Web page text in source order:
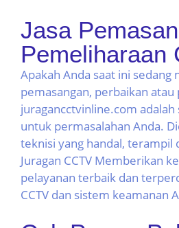
Jasa
Pemeliharaan
Apakah Anda saat ini sedang
pemasangan, perbaikan atau
juragancctvinline.com
untuk permasalahan Anda.
teknisi yang handal, terampil
Juragan CCTV Memberikan
pelayanan terbaik dan
CCTV dan sistem keamanan